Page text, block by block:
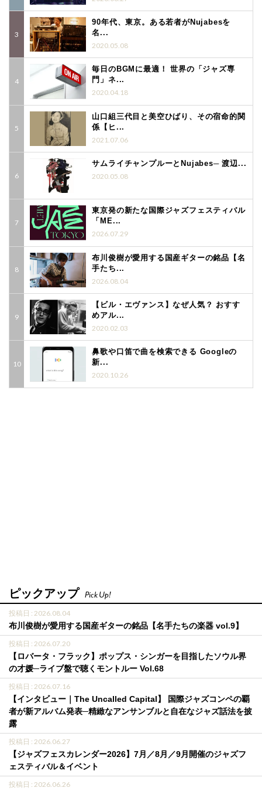
90年代、東京。ある若者がNujabesを
名...
2020.05.08
毎日のBGMに最適！ 世界の「ジャズ専
門」ネ...
2020.04.18
山口組三代目と美空ひばり、その宿命的関
係【ヒ...
2021.07.06
サムライチャンプルーとNujabes─ 渡辺...
2020.05.08
東京発の新たな国際ジャズフェスティバル
「ME...
2026.07.29
布川俊樹が愛用する国産ギターの銘品【名
手たち...
2026.08.04
【ビル・エヴァンス】なぜ人気？ おすす
めアル...
2020.02.03
鼻歌や口笛で曲を検索できる Googleの
新...
2020.10.26
ピックアップ Pick Up!
投稿日 : 2026.08.04
布川俊樹が愛用する国産ギターの銘品【名手たちの楽器 vol.9】
投稿日 : 2026.07.20
【ロバータ・フラック】ポップス・シンガーを目指したソウル界
の才媛─ライブ盤で聴くモントルー Vol.68
投稿日 : 2026.07.16
【インタビュー｜The Uncalled Capital】 国際ジャズコンペの覇
者が新アルバム発表─精緻なアンサンブルと自在なジャズ話法を披
露
投稿日 : 2026.06.27
【ジャズフェスカレンダー2026】7月／8月／9月開催のジャズフ
ェスティバル＆イベント
投稿日 : 2026.06.26